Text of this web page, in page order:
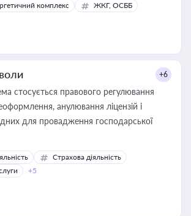
комплекс ЖКГ, ОСББ
+6
стосується правового регулювання
анулювання ліцензій і
для провадження господарської
Страхова діяльність
+5